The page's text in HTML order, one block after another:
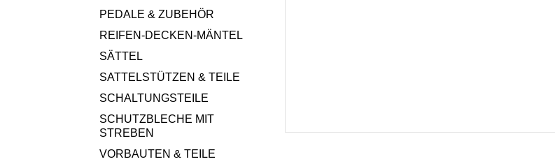
PEDALE & ZUBEHÖR
REIFEN-DECKEN-MÄNTEL
SÄTTEL
SATTELSTÜTZEN & TEILE
SCHALTUNGSTEILE
SCHUTZBLECHE MIT
STREBEN
VORBAUTEN & TEILE